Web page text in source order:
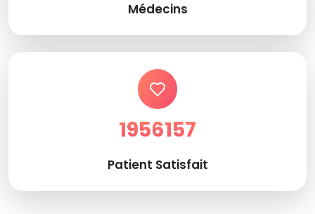
Médecins
1956157
Patient Satisfait